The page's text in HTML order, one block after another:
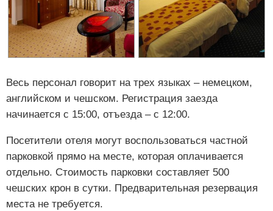
Весь персонал говорит на трех языках – немецком,
английском и чешском. Регистрация заезда
начинается с 15:00, отъезда – с 12:00.
Посетители отеля могут воспользоваться частной
парковкой прямо на месте, которая оплачивается
отдельно. Стоимость парковки составляет 500
чешских крон в сутки. Предварительная резервация
места не требуется.